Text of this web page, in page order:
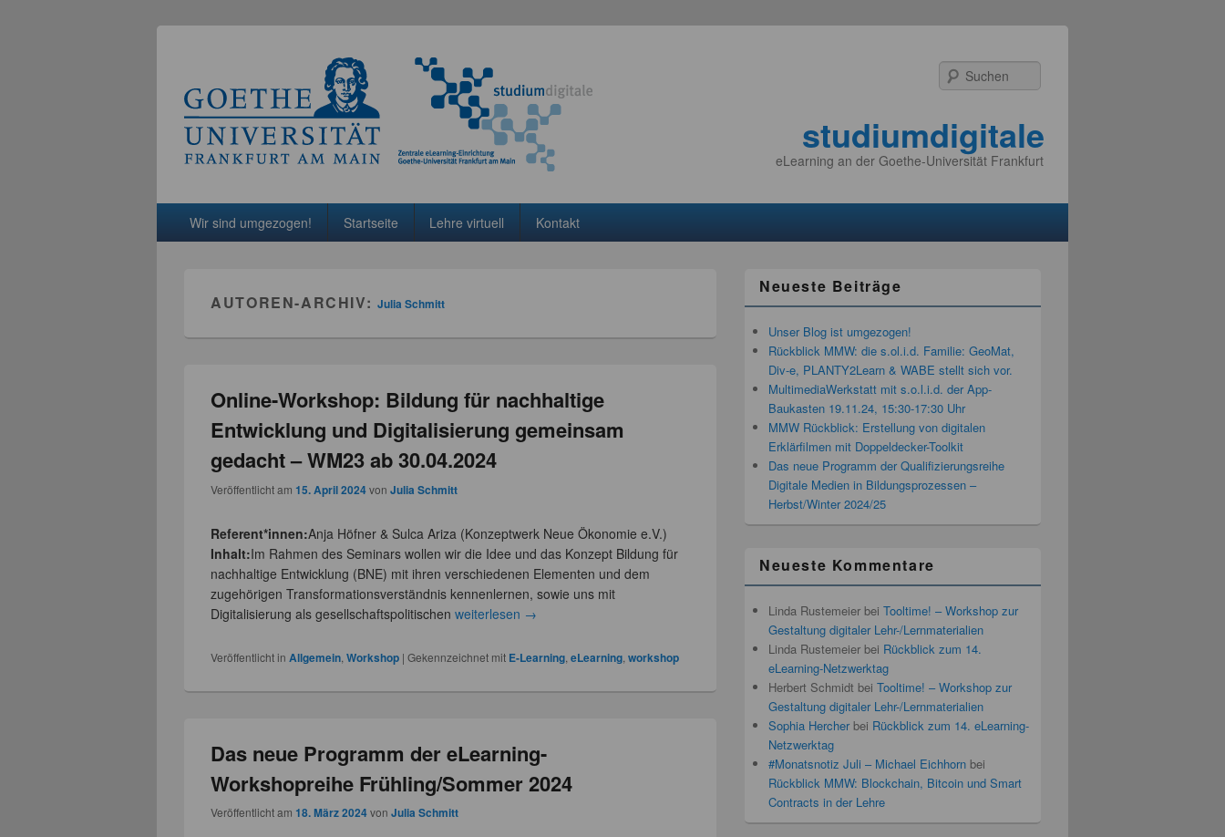
studiumdigitale
eLearning an der Goethe-Universität Frankfurt
HauptmenüWeiter zum Hauptinhalt
Weiter zum Sekundärinhalt
Wir sind umgezogen! Startseite Lehre virtuell Kontakt
AUTOREN-ARCHIV: Julia Schmitt
Online-Workshop: Bildung für nachhaltige
Entwicklung und Digitalisierung gemeinsam
gedacht – WM23 ab 30.04.2024
Veröffentlicht am15. April 2024vonJulia Schmitt
Referent*innen:Anja Höfner & Sulca Ariza (Konzeptwerk Neue Ökonomie e.V.)
Inhalt:Im Rahmen des Seminars wollen wir die Idee und das Konzept Bildung für
nachhaltige Entwicklung (BNE) mit ihren verschiedenen Elementen und dem
zugehörigen Transformationsverständnis kennenlernen, sowie uns mit
Digitalisierung als gesellschaftspolitischenweiterlesen →
Veröffentlicht in Allgemein ,Workshop |Gekennzeichnet mit E-Learning ,eLearning ,workshop
Das neue Programm der eLearning-
Workshopreihe Frühling/Sommer 2024
Veröffentlicht am18. März 2024vonJulia Schmitt
Neueste Beiträge
Unser Blog ist umgezogen!
Rückblick MMW: die s.ol.i.d. Familie: GeoMat,
Div-e, PLANTY2Learn & WABE stellt sich vor.
MultimediaWerkstatt mit s.o.l.i.d. der App-
Baukasten 19.11.24, 15:30-17:30 Uhr
MMW Rückblick: Erstellung von digitalen
Erklärfilmen mit Doppeldecker-Toolkit
Das neue Programm der Qualifizierungsreihe
Digitale Medien in Bildungsprozessen –
Herbst/Winter 2024/25
Neueste Kommentare
Linda Rustemeier bei Tooltime! – Workshop zur
Gestaltung digitaler Lehr-/Lernmaterialien
Linda Rustemeier bei Rückblick zum 14.
eLearning-Netzwerktag
Herbert Schmidt bei Tooltime! – Workshop zur
Gestaltung digitaler Lehr-/Lernmaterialien
Sophia Hercher bei Rückblick zum 14. eLearning-
Netzwerktag
#Monatsnotiz Juli – Michael Eichhorn bei
Rückblick MMW: Blockchain, Bitcoin und Smart
Contracts in der Lehre